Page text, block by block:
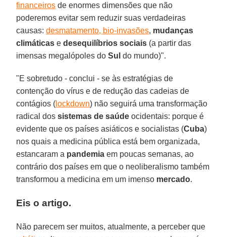
financeiros de enormes dimensões que não
poderemos evitar sem reduzir suas verdadeiras
causas:desmatamento, bio-invasões, mudanças
climáticas edesequilíbrios sociais (a partir das
imensas megalópoles doSul do mundo)".
"E sobretudo - conclui - se às estratégias de
contenção do vírus e de redução das cadeias de
contágios ( lockdown) não seguirá uma transformação
radical dossistemas de saúde ocidentais: porque é
evidente que os países asiáticos e socialistas (Cuba)
nos quais a medicina pública está bem organizada,
estancaram a pandemia em poucas semanas, ao
contrário dos países em que o neoliberalismo também
transformou a medicina em um imenso mercado.
Eis o artigo.
Não parecem ser muitos, atualmente, a perceber que